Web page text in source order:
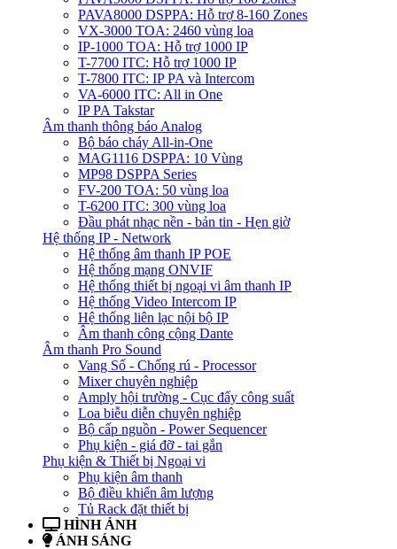
PAVA8000 DSPPA: Hỗ trợ 8-160 Zones
VX-3000 TOA: 2460 vùng loa
IP-1000 TOA: Hỗ trợ 1000 IP
T-7700 ITC: Hỗ trợ 1000 IP
T-7800 ITC: IP PA và Intercom
VA-6000 ITC: All in One
IP PA Takstar
Âm thanh thông báo Analog
Bộ báo cháy All-in-One
MAG1116 DSPPA: 10 Vùng
MP98 DSPPA Series
FV-200 TOA: 50 vùng loa
T-6200 ITC: 300 vùng loa
Đầu phát nhạc nền - bản tin - Hẹn giờ
Hệ thống IP - Network
Hệ thống âm thanh IP POE
Hệ thống mạng ONVIF
Hệ thống thiết bị ngoại vi âm thanh IP
Hệ thống Video Intercom IP
Hệ thống liên lạc nội bộ IP
Âm thanh công cộng Dante
Âm thanh Pro Sound
Vang Số - Chống rú - Processor
Mixer chuyên nghiệp
Amply hội trường - Cục đẩy công suất
Loa biễu diễn chuyên nghiệp
Bộ cấp nguồn - Power Sequencer
Phụ kiện - giá đỡ - tai gắn
Phụ kiện & Thiết bị Ngoại vi
Phụ kiện âm thanh
Bộ điều khiển âm lượng
Tủ Rack đặt thiết bị
HÌNH ẢNH
ÁNH SÁNG